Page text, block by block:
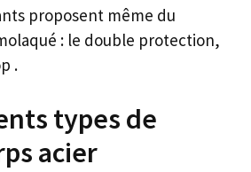
proposent même du
: le double protection,
.
types de
acier